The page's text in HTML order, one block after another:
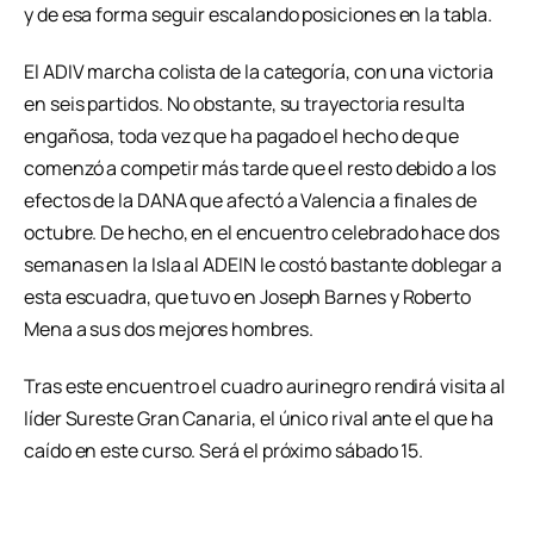
y de esa forma seguir escalando posiciones en la tabla.
El ADIV marcha colista de la categoría, con una victoria
en seis partidos. No obstante, su trayectoria resulta
engañosa, toda vez que ha pagado el hecho de que
comenzó a competir más tarde que el resto debido a los
efectos de la DANA que afectó a Valencia a finales de
octubre. De hecho, en el encuentro celebrado hace dos
semanas en la Isla al ADEIN le costó bastante doblegar a
esta escuadra, que tuvo en Joseph Barnes y Roberto
Mena a sus dos mejores hombres.
Tras este encuentro el cuadro aurinegro rendirá visita al
líder Sureste Gran Canaria, el único rival ante el que ha
caído en este curso. Será el próximo sábado 15.